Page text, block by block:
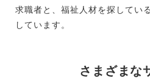
求職者と、福祉人材を探してい
しています。
さまざまな